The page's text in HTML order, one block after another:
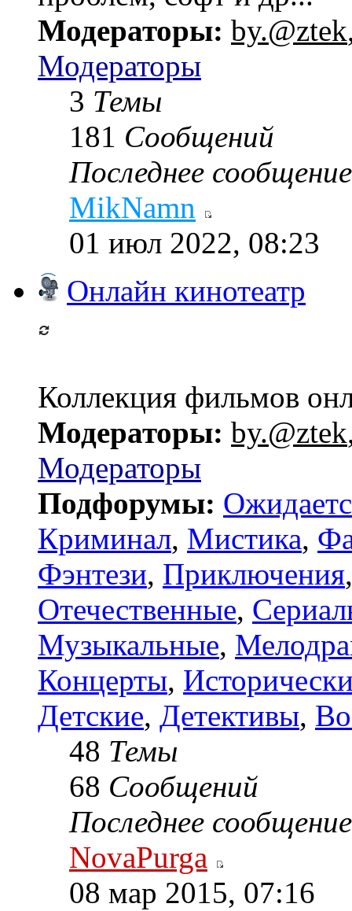
Модераторы: by.@ztek
Модераторы
3 Темы
181 Сообщений
Последнее сообщение
MikNamn
01 июл 2022, 08:23
Онлайн кинотеатр
Коллекция фильмов
Модераторы: by.@ztek
Модераторы
Подфорумы:
Криминал, Мистика,
Фэнтези, Приключения
Отечественные,
Музыкальные,
Концерты,
Детские, Детективы,
48 Темы
68 Сообщений
Последнее сообщение
NovaPurga
08 мар 2015, 07:16